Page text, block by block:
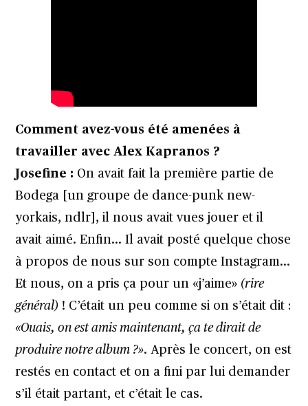
Comment avez-vous été amenées à
travailler avec Alex Kapranos ?
Josefine : On avait fait la première partie de
Bodega [un groupe de dance-punk new-
yorkais, ndlr], il nous avait vues jouer et il
avait aimé. Enfin… Il avait posté quelque chose
à propos de nous sur son compte Instagram…
Et nous, on a pris ça pour un «j’aime» (rire
général) ! C’était un peu comme si on s’était dit :
«Ouais, on est amis maintenant, ça te dirait de
produire notre album ?». Après le concert, on est
restés en contact et on a fini par lui demander
s’il était partant, et c’était le cas.